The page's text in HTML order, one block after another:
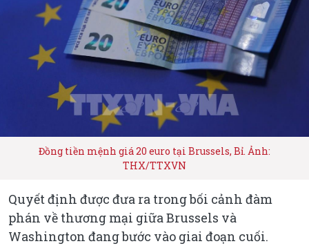
Đồng tiền mệnh giá 20 euro tại Brussels, Bỉ. Ảnh:
THX/TTXVN
Quyết định được đưa ra trong bối cảnh đàm
phán về thương mại giữa Brussels và
Washington đang bước vào giai đoạn cuối.